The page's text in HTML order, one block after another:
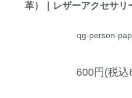
革）｜レザーアクセサリ
qg-person-
600円(税込